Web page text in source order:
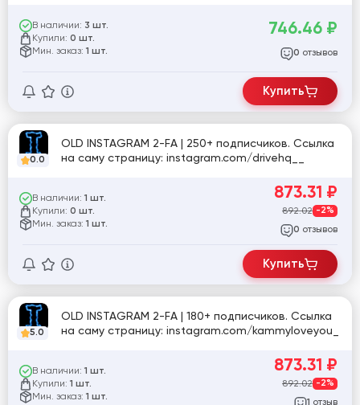
В наличии: 3 шт.
Купили: 0 шт.
Мин. заказ: 1 шт.
746.46 ₽
0 отзывов
Купить
0.0
OLD INSTAGRAM 2-FA | 250+ подписчиков. Ссылка
на саму страницу: instagram.com/drivehq__
В наличии: 1 шт.
Купили: 0 шт.
Мин. заказ: 1 шт.
873.31 ₽
892.02 -2%
0 отзывов
Купить
5.0
OLD INSTAGRAM 2-FA | 180+ подписчиков. Ссылка
на саму страницу: instagram.com/kammyloveyou_
В наличии: 1 шт.
Купили: 1 шт.
Мин. заказ: 1 шт.
873.31 ₽
892.02 -2%
1 отзыв